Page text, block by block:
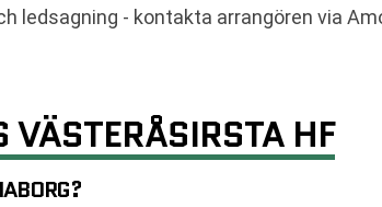
ledsagning - kontakta arrangören via
HF